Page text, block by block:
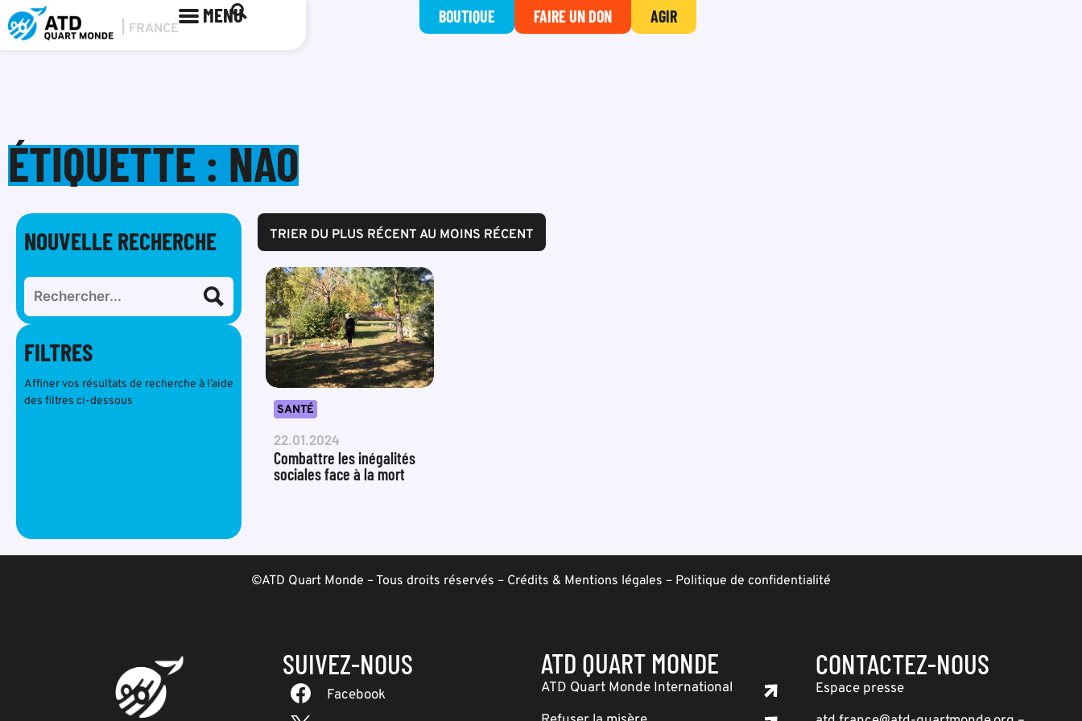
MENU BOUTIQUE FAIRE UN DON AGIR
ÉTIQUETTE : NAO
NOUVELLE RECHERCHE
FILTRES
Affiner vos résultats de recherche à l’aide
des filtres ci-dessous
TRIER DU PLUS RÉCENT AU MOINS RÉCENT
SANTÉ
22.01.2024
Combattre les inégalités
sociales face à la mort
©ATD Quart Monde – Tous droits réservés – Crédits & Mentions légales – Politique de confidentialité
SUIVEZ-NOUS
Facebook
ATD QUART MONDE
ATD Quart Monde International
CONTACTEZ-NOUS
Espace presse